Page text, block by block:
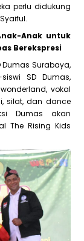
perlu didukung
Anak untuk
Berekspresi
Dumas Surabaya,
SD Dumas,
vokal
silat, dan dance
Dumas akan
The Rising Kids